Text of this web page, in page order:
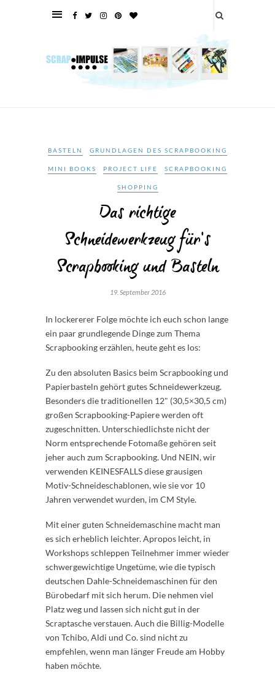
BASTELN GRUNDLAGEN DES SCRAPBOOKING
MINI BOOKS PROJECT LIFE SCRAPBOOKING
SHOPPING
Das richtige
Schneidewerkzeug für’s
Scrapbooking und Basteln
19. September 2016
In lockererer Folge möchte ich euch schon lange
ein paar grundlegende Dinge zum Thema
Scrapbooking erzählen, heute geht es los:
Zu den absoluten Basics beim Scrapbooking und
Papierbasteln gehört gutes Schneidewerkzeug.
Besonders die traditionellen 12" (30,5×30,5 cm)
großen Scrapbooking-Papiere werden oft
zugeschnitten. Unterschiedlichste nicht der
Norm entsprechende Fotomaße gehören seit
jeher auch zum Scrapbooking. Und NEIN, wir
verwenden KEINESFALLS diese grausigen
Motiv-Schneideschablonen, wie sie vor 10
Jahren verwendet wurden, im CM Style.
Mit einer guten Schneidemaschine macht man
es sich erheblich leichter. Apropos leicht, in
Workshops schleppen Teilnehmer immer wieder
schwergewichtige Ungetüme, wie die typisch
deutschen Dahle-Schneidemaschinen für den
Bürobedarf mit sich herum. Die nehmen viel
Platz weg und lassen sich nicht gut in der
Scraptasche verstauen. Auch die Billig-Modelle
von Tchibo, Aldi und Co. sind nicht zu
empfehlen, wenn man länger Freude am Hobby
haben möchte.